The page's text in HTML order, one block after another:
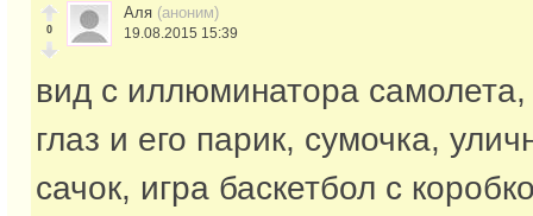
0
Аля (аноним)
19.08.2015 15:39
вид с иллюминатора самолета,
глаз и его парик, сумочка,
сачок, игра баскетбол с